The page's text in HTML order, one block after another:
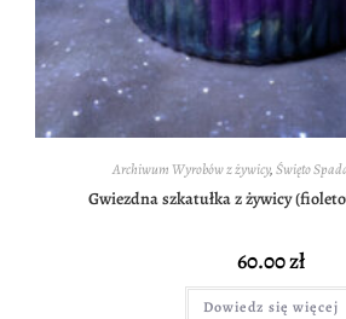
Archiwum Wyrobów z żywicy,Święto
Gwiezdna szkatułka z żywicy
60.00zł
Dowiedz się więcej